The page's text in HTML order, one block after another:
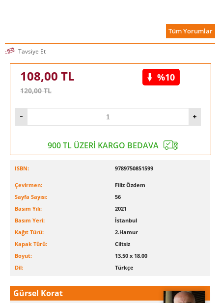
Tüm Yorumlar
Tavsiye Et
108,00 TL
120,00TL
%10
900 TL ÜZERİ KARGO BEDAVA
ISBN: 9789750851599
Çevirmen:
Filiz Özdem
Sayfa Sayısı:
56
Basım Yılı:
2021
Basım Yeri:
İstanbul
Kağıt Türü:
2.Hamur
Kapak Türü:
Ciltsiz
Boyut:
13.50 x 18.00
Dil:
Türkçe
Gürsel Korat